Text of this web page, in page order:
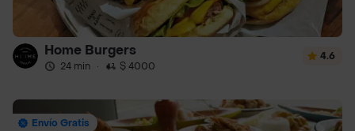
Home Burgers
24 min · $ 4000
4.6
Envío Gratis